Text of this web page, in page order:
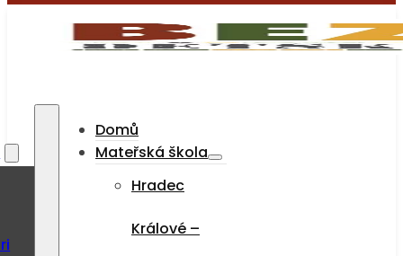
Domů
Mateřská škola
Hradec
Králové –